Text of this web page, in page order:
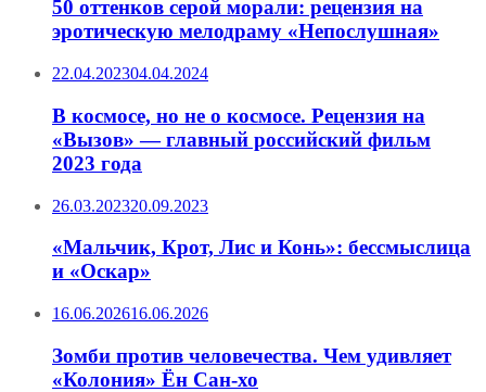
50 оттенков серой морали: рецензия на
эротическую мелодраму «Непослушная»
22.04.202304.04.2024
В космосе, но не о космосе. Рецензия на
«Вызов» — главный российский фильм
2023 года
26.03.202320.09.2023
«Мальчик, Крот, Лис и Конь»: бессмыслица
и «Оскар»
16.06.202616.06.2026
Зомби против человечества. Чем удивляет
«Колония» Ён Сан-хо